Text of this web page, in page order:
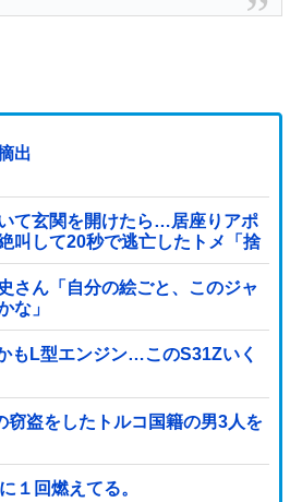
出
て玄関を開けたら…居座りアポ
叫して20秒で逃亡したトメ「捨
げない！」←もう来なくて大丈
さん「自分の絵ごと、このジャ
な」
もL型エンジン…このS31Zいく
窃盗をしたトルコ国籍の男3人を
１回燃えてる。